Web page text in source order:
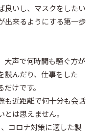
良いし、マスクをしたい
出来るようにする第一歩
大声で何時間も騒ぐ方が
読んだり、仕事をした
けです。
も近距離で何十分も会話
は思えません。
コロナ対策に適した製